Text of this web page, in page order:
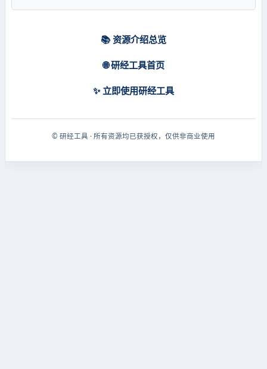
📚 资源介绍总览
🌐 研经工具首页
✨ 立即使用研经工具
© 研经工具 · 所有资源均已获授权，仅供非商业使用